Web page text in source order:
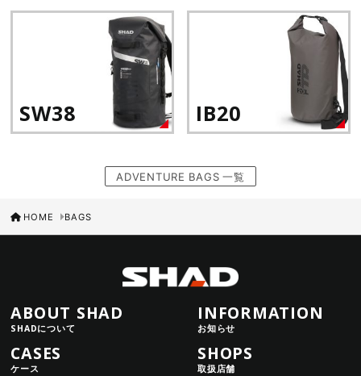
SW38 IB20
ADVENTURE BAGS 一覧
HOME BAGS
ABOUT SHAD
SHADについて
CASES
ケース
INFORMATION
お知らせ
SHOPS
取扱店舗